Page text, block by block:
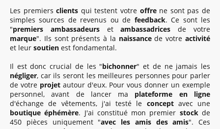
Les premiersclients qui testent votre offrene sont pas de
simples sources de revenus ou de feedback. Ce sont les
"premiers ambassadeursetambassadrices de votre
marque". Ils sont présents à la naissancede votreactivité
et leur soutien est fondamental.
Il est donc crucial de les "bichonner" et de ne jamais les
négliger, car ils seront les meilleures personnes pour parler
de votre projetautour d'eux. Pour vous donner un exemple
personnel, avant de lancer ma plateforme en ligne
d'échange de vêtements, j'ai testé le conceptavec une
boutique éphémère. J'ai constitué mon premier stockde
450 pièces uniquement "avec les amis des amis". Ces